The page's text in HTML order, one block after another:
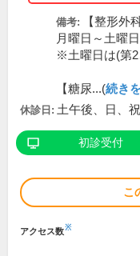
備考:
【整形外
月曜日～土曜
※土曜日は(第2
【糖尿...(続き
休診日: 土午後、日、祝
初診受付
こ
アクセス数※